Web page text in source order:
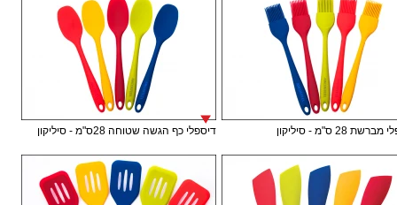
28 ס"מ - סיליקון דיספלי כף הגשה שטוחה 28ס"מ - סיליקון